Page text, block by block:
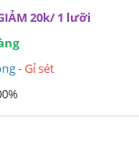
20k/ 1 lưỡi
- Gỉ sét